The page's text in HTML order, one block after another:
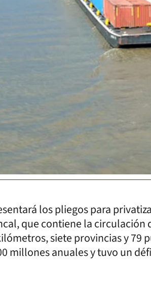
los pliegos para
que contiene la
siete provincias y 79
millones anuales y tuvo un